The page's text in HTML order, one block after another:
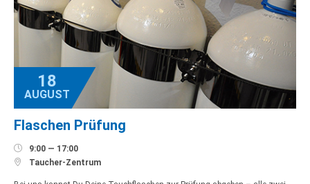
18
AUGUST
Flaschen Prüfung
 9:00 — 17:00
 Taucher-Zentrum